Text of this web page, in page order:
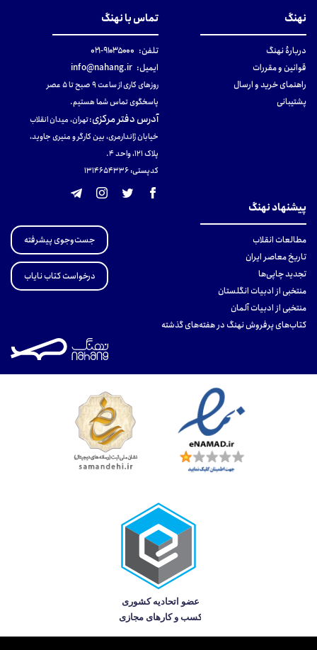
نهنگ
دربارهٔ نهنگ
قوانین و مقررات
راهنمای خرید و ارسال
پشتیبانی
تماس با نهنگ
تلفن: ۹۱۰۳۵۰۰۰-۰۲۱
ایمیل: info@nahang.ir
روزهای کاری از ساعت ۹ صبح تا ۵ عصر
پاسخگوی تماس شما هستیم.
آدرس دفتر مرکزی:تهران، میدان انقلاب
خیابان ژاندارمری، بین کارگر و منیری جاوید،
پلاک 121، واحد ۴.
کدپستی: 131465433۶
پیشنهاد نهنگ
مطالعات انقلاب
تاریخ معاصر ایران
تجدید چاپی‌ها
منتخبی از ادبیات انگلستان
منتخبی از ادبیات آلمان
کتاب‌های پرفروش نهنگ در هفته‌های گذشته
جست‌وجوی پیشرفته
درخواست کتاب نایاب